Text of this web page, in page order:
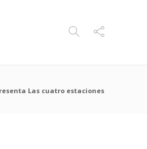
Las cuatro estaciones